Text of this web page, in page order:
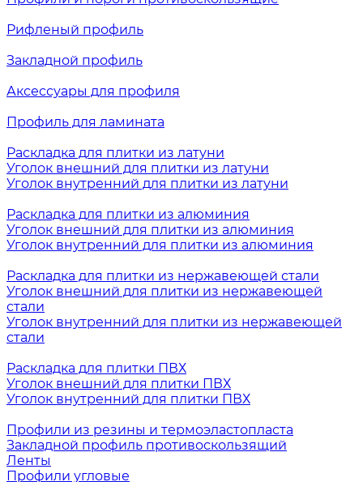
Рифленый профиль
Закладной профиль
Аксессуары для профиля
Профиль для ламината
Раскладка для плитки из латуни
Уголок внешний для плитки из латуни
Уголок внутренний для плитки из латуни
Раскладка для плитки из алюминия
Уголок внешний для плитки из алюминия
Уголок внутренний для плитки из алюминия
Раскладка для плитки из нержавеющей стали
Уголок внешний для плитки из нержавеющей
стали
Уголок внутренний для плитки из нержавеющей
стали
Раскладка для плитки ПВХ
Уголок внешний для плитки ПВХ
Уголок внутренний для плитки ПВХ
Профили из резины и термоэластопласта
Закладной профиль противоскользящий
Ленты
Профили угловые